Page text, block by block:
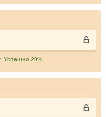
Успешно 20%